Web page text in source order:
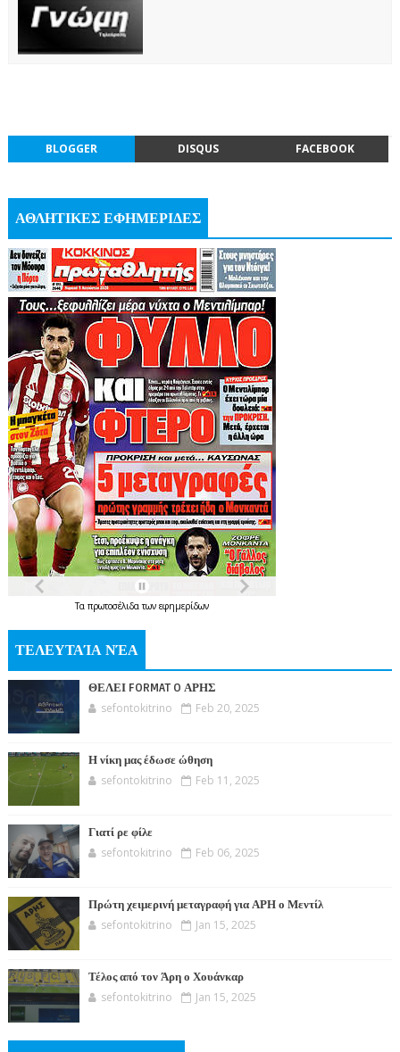
BLOGGER DISQUS FACEBOOK
ΑΘΛΗΤΙΚΕΣ ΕΦΗΜΕΡΙΔΕΣ
Τα πρωτοσέλιδατων εφημερίδων
ΤΕΛΕΥΤΑΊΑ ΝΈΑ
ΘΕΛΕΙ FORMAT O ΑΡΗΣ
sefontokitrino Feb 20, 2025
Η νίκη μας έδωσε ώθηση
sefontokitrino Feb 11, 2025
Γιατί ρε φίλε
sefontokitrino Feb 06, 2025
Πρώτη χειμερινή μεταγραφή για ΑΡΗ ο Μεντίλ
sefontokitrino Jan 15, 2025
Τέλος από τον Άρη ο Χουάνκαρ
sefontokitrino Jan 15, 2025